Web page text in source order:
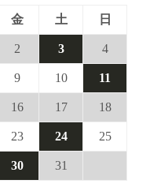
金 土 日
2 3 4
9 10 11
16 17 18
23 24 25
30 31